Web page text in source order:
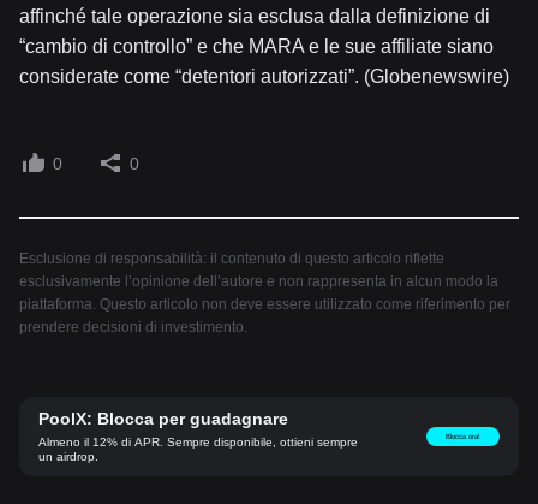
affinché tale operazione sia esclusa dalla definizione di
“cambio di controllo” e che MARA e le sue affiliate siano
considerate come “detentori autorizzati”. (Globenewswire)
0 0
Esclusione di responsabilità: il contenuto di questo articolo riflette
esclusivamente l’opinione dell’autore e non rappresenta in alcun modo la
piattaforma. Questo articolo non deve essere utilizzato come riferimento per
prendere decisioni di investimento.
PoolX: Blocca per guadagnare
Almeno il 12% di APR. Sempre disponibile, ottieni sempre
un airdrop.
Blocca ora!